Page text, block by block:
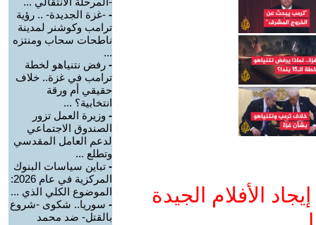
الأفلام الجيدة
- -غزة الجديدة- .. رؤية
ترامب وكوشنر لمدينة
ناطحات سحاب ومنتزه
...
- رفض نتنياهو لخطة
ترامب في غزة.. خلاف
حقيقي أم ورقة
انتخابية؟ ...
- وزيرة العمل تزور
الصندوق الاجتماعي
لدعم العامل المقدسي
وتطلع ...
- تباين سياسات البنوك
المركزية في عام 2026:
الموضوع الكلي الذي ...
- سوريا.. شكوى -شروع
بالقتل- ضد محمد